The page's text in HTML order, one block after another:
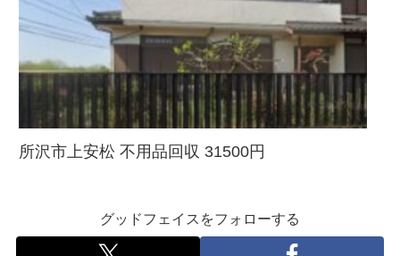
所沢市上安松 不用品回収 31500円
グッドフェイスをフォローする